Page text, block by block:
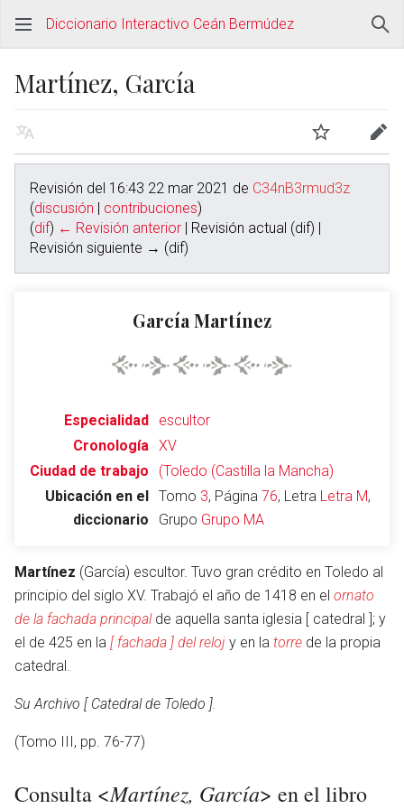
Abrir menú principal
Diccionario Interactivo Ceán Bermúdez
Martínez, García
Leer Vigilar
Revisión del 16:43 22 mar 2021 de C34nB3rmud3z
(discusión | contribuciones)
(dif) ← Revisión anterior | Revisión actual (dif) |
Revisión siguiente → (dif)
García Martínez
Especialidad
escultor
Cronología XV
Ciudad de trabajo
(Toledo (Castilla la Mancha)
Ubicación en el
diccionario
Tomo 3, Página 76, Letra Letra M,
Grupo Grupo MA
Martínez (García) escultor. Tuvo gran crédito en Toledo al
principio del siglo XV. Trabajó el año de 1418 en el ornato
de la fachada principalde aquella santa iglesia [ catedral ]; y
el de 425 en la [ fachada ] del reloj y en la torre de la propia
catedral.
Su Archivo [ Catedral de Toledo ].
(Tomo III, pp. 76-77)
Consulta <Martínez, García> en el libro